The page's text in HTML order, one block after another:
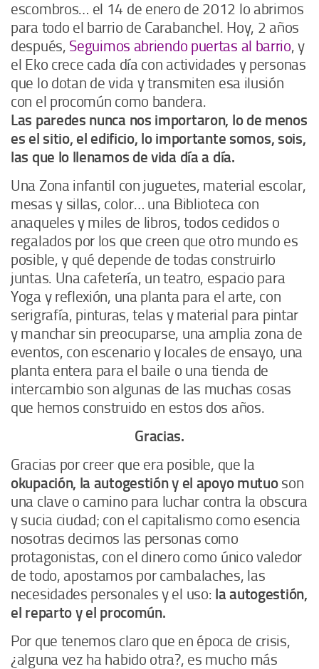
escombros… el 14 de enero de 2012 lo abrimos
para todo el barrio de Carabanchel. Hoy, 2 años
después, Seguimos abriendo puertas al barrio, y
el Eko crece cada día con actividades y personas
que lo dotan de vida y transmiten esa ilusión
con el procomún como bandera.
Las paredes nunca nos importaron, lo de menos
es el sitio, el edificio, lo importante somos, sois,
las que lo llenamos de vida día a día.
Una Zona infantil con juguetes, material escolar,
mesas y sillas, color… una Biblioteca con
anaqueles y miles de libros, todos cedidos o
regalados por los que creen que otro mundo es
posible, y qué depende de todas construirlo
juntas. Una cafetería, un teatro, espacio para
Yoga y reflexión, una planta para el arte, con
serigrafía, pinturas, telas y material para pintar
y manchar sin preocuparse, una amplia zona de
eventos, con escenario y locales de ensayo, una
planta entera para el baile o una tienda de
intercambio son algunas de las muchas cosas
que hemos construido en estos dos años.
Gracias.
Gracias por creer que era posible, que la
okupación, la autogestión y el apoyo mutuoson
una clave o camino para luchar contra la obscura
y sucia ciudad; con el capitalismo como esencia
nosotras decimos las personas como
protagonistas, con el dinero como único valedor
de todo, apostamos por cambalaches, las
necesidades personales y el uso: la autogestión,
el reparto y el procomún.
Por que tenemos claro que en época de crisis,
¿alguna vez ha habido otra?, es mucho más